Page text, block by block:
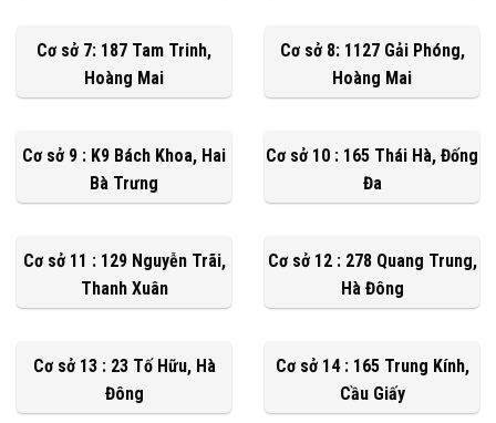
Cơ sở 7: 187 Tam Trinh,
Hoàng Mai
Cơ sở 8: 1127 Gải Phóng,
Hoàng Mai
Cơ sở 9 : K9 Bách Khoa, Hai
Bà Trưng
Cơ sở 10 : 165 Thái Hà, Đống
Đa
Cơ sở 11 : 129 Nguyễn Trãi,
Thanh Xuân
Cơ sở 12 : 278 Quang Trung,
Hà Đông
Cơ sở 13 : 23 Tố Hữu, Hà
Đông
Cơ sở 14 : 165 Trung Kính,
Cầu Giấy